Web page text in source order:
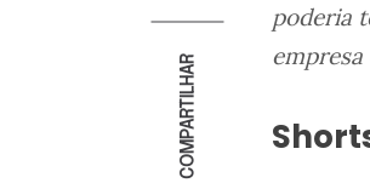
COMPARTILHAR
poderia